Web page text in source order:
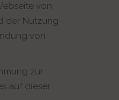
von
der Nutzung
von
zur
auf dieser